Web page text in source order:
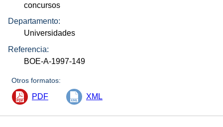
concursos
Departamento:
Universidades
Referencia:
BOE-A-1997-149
Otros formatos:
PDF XML